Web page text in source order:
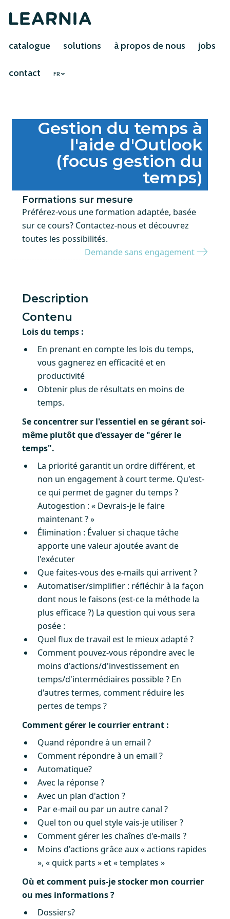
catalogue solutions à propos de nous jobs
contact FR
Gestion du temps à
l'aide d'Outlook
(focus gestion du
temps)
Formations sur mesure
Préférez-vous une formation adaptée, basée
sur ce cours? Contactez-nous et découvrez
toutes les possibilités.
Demande sans engagement
Description
Contenu
Lois du temps :
En prenant en compte les lois du temps,
vous gagnerez en efficacité et en
productivité
Obtenir plus de résultats en moins de
temps.
Se concentrer sur l'essentiel en se gérant soi-
même plutôt que d'essayer de "gérer le
temps".
La priorité garantit un ordre différent, et
non un engagement à court terme. Qu'est-
ce qui permet de gagner du temps ?
Autogestion : « Devrais-je le faire
maintenant ? »
Élimination : Évaluer si chaque tâche
apporte une valeur ajoutée avant de
l'exécuter
Que faites-vous des e-mails qui arrivent ?
Automatiser/simplifier : réfléchir à la façon
dont nous le faisons (est-ce la méthode la
plus efficace ?) La question qui vous sera
posée :
Quel flux de travail est le mieux adapté ?
Comment pouvez-vous répondre avec le
moins d'actions/d'investissement en
temps/d'intermédiaires possible ? En
d'autres termes, comment réduire les
pertes de temps ?
Comment gérer le courrier entrant :
Quand répondre à un email ?
Comment répondre à un email ?
Automatique?
Avec la réponse ?
Avec un plan d'action ?
Par e-mail ou par un autre canal ?
Quel ton ou quel style vais-je utiliser ?
Comment gérer les chaînes d'e-mails ?
Moins d'actions grâce aux « actions rapides
», « quick parts » et « templates »
Où et comment puis-je stocker mon courrier
ou mes informations ?
Dossiers?